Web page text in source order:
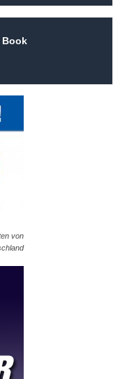
Book
von